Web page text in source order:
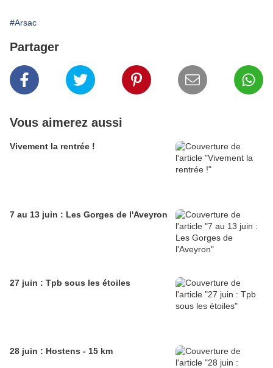
#Arsac
Partager
Vous aimerez aussi
Vivement la rentrée !
7 au 13 juin : Les Gorges de l'Aveyron
27 juin : Tpb sous les étoiles
28 juin : Hostens - 15 km